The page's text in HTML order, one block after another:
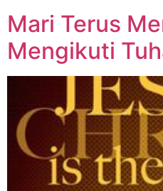
Mari Terus
Mengikuti